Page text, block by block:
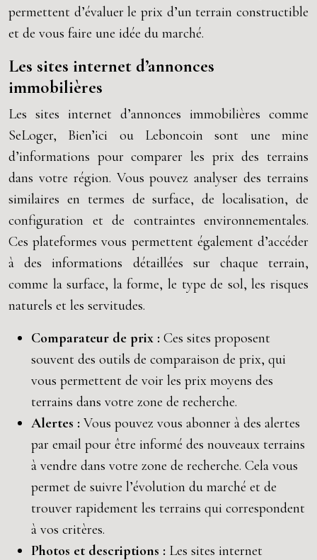
permettent d’évaluer le prix d’un terrain constructible
et de vous faire une idée du marché.
Les sites internet d’annonces
immobilières
Les sites internet d’annonces immobilières comme
SeLoger, Bien’ici ou Leboncoin sont une mine
d’informations pour comparer les prix des terrains
dans votre région. Vous pouvez analyser des terrains
similaires en termes de surface, de localisation, de
configuration et de contraintes environnementales.
Ces plateformes vous permettent également d’accéder
à des informations détaillées sur chaque terrain,
comme la surface, la forme, le type de sol, les risques
naturels et les servitudes.
Comparateur de prix : Ces sites proposent
souvent des outils de comparaison de prix, qui
vous permettent de voir les prix moyens des
terrains dans votre zone de recherche.
Alertes : Vous pouvez vous abonner à des alertes
par email pour être informé des nouveaux terrains
à vendre dans votre zone de recherche. Cela vous
permet de suivre l’évolution du marché et de
trouver rapidement les terrains qui correspondent
à vos critères.
Photos et descriptions : Les sites internet